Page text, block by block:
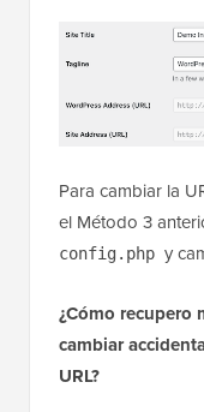
Para cambiar la
el Método 3
config.php y
¿Cómo recupero
cambiar
URL?